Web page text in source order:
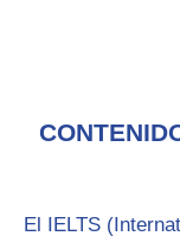
El IELTS